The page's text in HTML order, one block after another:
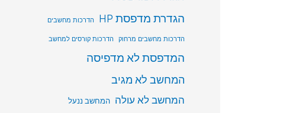
הגדרת מדפסת HP הדרכות מחשבים
הדרכות מחשבים מרחוק הדרכות קורסים למחשב
המדפסת לא מדפיסה
המחשב לא מגיב
המחשב לא עולה המחשב ננעל